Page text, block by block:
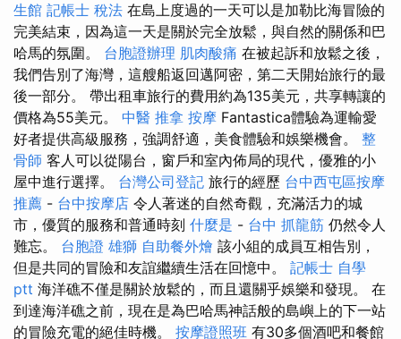
生館 記帳士 稅法 在島上度過的一天可以是加勒比海冒險的
完美結束，因為這一天是關於完全放鬆，與自然的關係和巴
哈馬的氛圍。 台胞證辦理 肌肉酸痛 在被起訴和放鬆之後，
我們告別了海灣，這艘船返回邁阿密，第二天開始旅行的最
後一部分。 帶出租車旅行的費用約為135美元，共享轉讓的
價格為55美元。 中醫 推拿 按摩 Fantastica體驗為運輸愛
好者提供高級服務，強調舒適，美食體驗和娛樂機會。 整
骨師 客人可以從陽台，窗戶和室內佈局的現代，優雅的小
屋中進行選擇。 台灣公司登記 旅行的經歷 台中西屯區按摩
推薦 - 台中按摩店 令人著迷的自然奇觀，充滿活力的城
市，優質的服務和普通時刻 什麼是 - 台中 抓龍筋 仍然令人
難忘。 台胞證 雄獅 自助餐外燴 該小組的成員互相告別，
但是共同的冒險和友誼繼續生活在回憶中。 記帳士 自學
ptt 海洋礁不僅是關於放鬆的，而且還關乎娛樂和發現。 在
到達海洋礁之前，現在是為巴哈馬神話般的島嶼上的下一站
的冒險充電的絕佳時機。 按摩證照班 有30多個酒吧和餐館